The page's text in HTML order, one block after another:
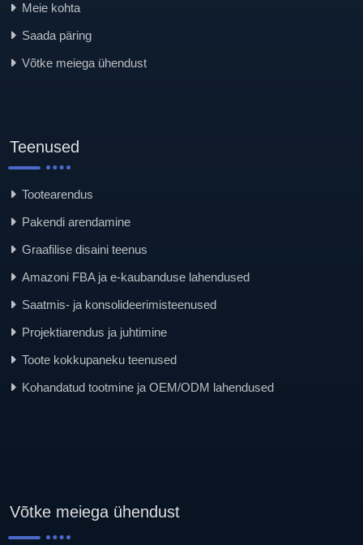
Meie kohta
Saada päring
Võtke meiega ühendust
Teenused
Tootearendus
Pakendi arendamine
Graafilise disaini teenus
Amazoni FBA ja e-kaubanduse lahendused
Saatmis- ja konsolideerimisteenused
Projektiarendus ja juhtimine
Toote kokkupaneku teenused
Kohandatud tootmine ja OEM/ODM lahendused
Võtke meiega ühendust